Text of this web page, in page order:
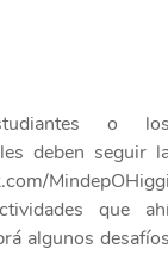
o
deben seguir
que
algunos